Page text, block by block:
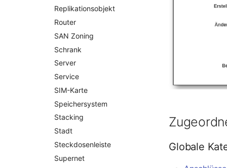
Kabel
Karten
Kontaktzuweisung
Laufwerk
Listener
Lizenzschlüssel
Logbuch
Login
Logische Geräte (Client)
Logische Geräte (LDEV
Server)
Logische Netzwerkports
Replikationsobjekt
Router
SAN Zoning
Schrank
Server
Service
SIM-Karte
Speichersystem
Stacking
Stadt
Steckdosenleiste
Supernet
Globale